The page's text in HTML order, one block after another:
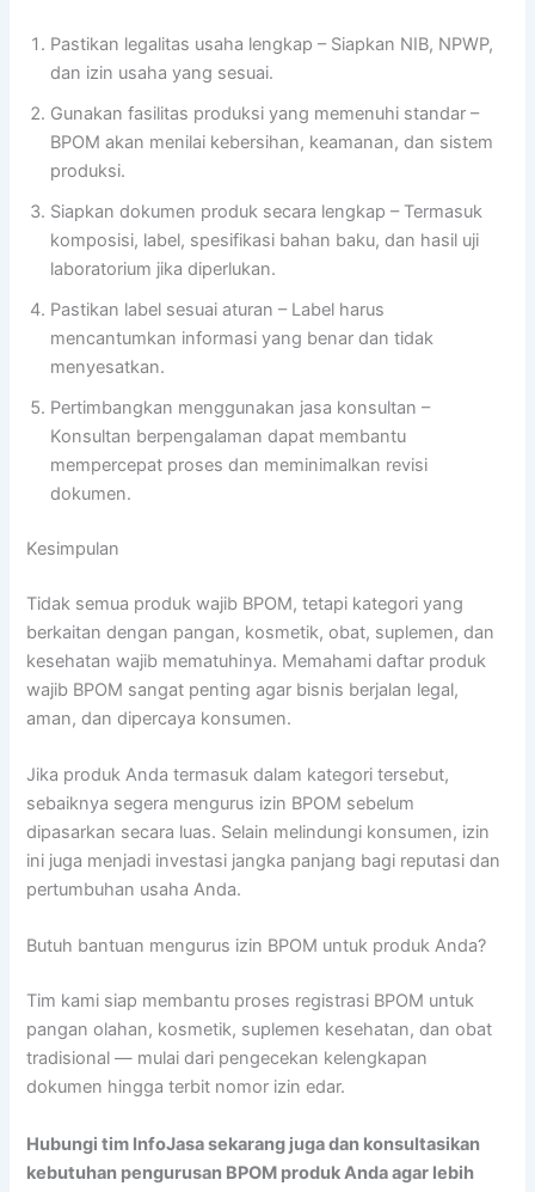
Pastikan legalitas usaha lengkap – Siapkan NIB, NPWP,
dan izin usaha yang sesuai.
Gunakan fasilitas produksi yang memenuhi standar –
BPOM akan menilai kebersihan, keamanan, dan sistem
produksi.
Siapkan dokumen produk secara lengkap – Termasuk
komposisi, label, spesifikasi bahan baku, dan hasil uji
laboratorium jika diperlukan.
Pastikan label sesuai aturan – Label harus
mencantumkan informasi yang benar dan tidak
menyesatkan.
Pertimbangkan menggunakan jasa konsultan –
Konsultan berpengalaman dapat membantu
mempercepat proses dan meminimalkan revisi
dokumen.
Kesimpulan
Tidak semua produk wajib BPOM, tetapi kategori yang
berkaitan dengan pangan, kosmetik, obat, suplemen, dan
kesehatan wajib mematuhinya. Memahami daftar produk
wajib BPOM sangat penting agar bisnis berjalan legal,
aman, dan dipercaya konsumen.
Jika produk Anda termasuk dalam kategori tersebut,
sebaiknya segera mengurus izin BPOM sebelum
dipasarkan secara luas. Selain melindungi konsumen, izin
ini juga menjadi investasi jangka panjang bagi reputasi dan
pertumbuhan usaha Anda.
Butuh bantuan mengurus izin BPOM untuk produk Anda?
Tim kami siap membantu proses registrasi BPOM untuk
pangan olahan, kosmetik, suplemen kesehatan, dan obat
tradisional — mulai dari pengecekan kelengkapan
dokumen hingga terbit nomor izin edar.
Hubungi tim InfoJasa sekarang juga dan konsultasikan
kebutuhan pengurusan BPOM produk Anda agar lebih